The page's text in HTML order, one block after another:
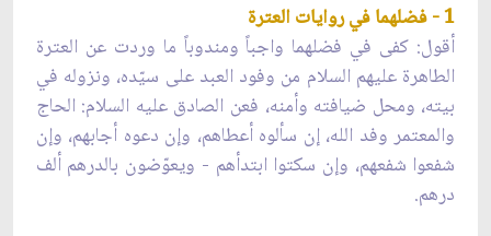
1 - فضلهما في روايات العترة
أقول: كفى في فضلهما واجباً ومندوباً ما وردت عن العترة
الطاهرة عليهم السلام من وفود العبد على سيّده، ونزوله في
بيته، ومحل ضيافته وأمنه، فعن الصادق عليه السلام: الحاج
والمعتمر وفد الله، إن سألوه أعطاهم، وإن دعوه أجابهم، وإن
شفعوا شفعهم، وإن سكتوا ابتدأهم - ويعوّضون بالدرهم ألف
درهم.